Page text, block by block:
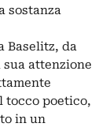
sostanza
Baselitz, da
attenzione
tocco poetico,
in un